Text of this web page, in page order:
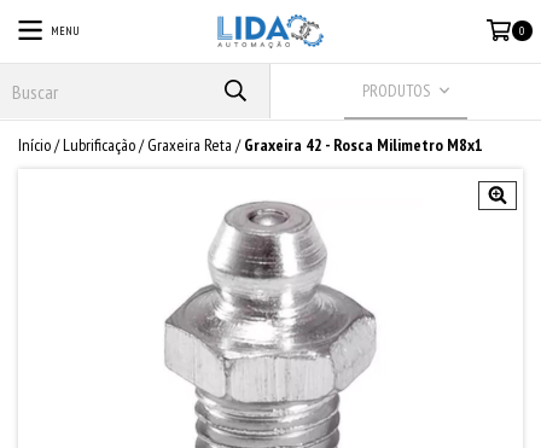
MENU 0
PRODUTOS
Início/Lubrificação/ Graxeira Reta / Graxeira 42 - Rosca Milimetro M8x1